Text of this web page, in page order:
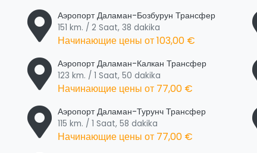
Аэропорт Даламан-Бозбурун Трансфер
151 km. / 2 Saat, 38 dakika
Начинающие цены от103,00 €
Аэропорт Даламан-Калкан Трансфер
123 km. / 1 Saat, 50 dakika
Начинающие цены от 77,00 €
Аэропорт Даламан-Турунч Трансфер
115 km. / 1 Saat, 58 dakika
Начинающие цены от 77,00 €